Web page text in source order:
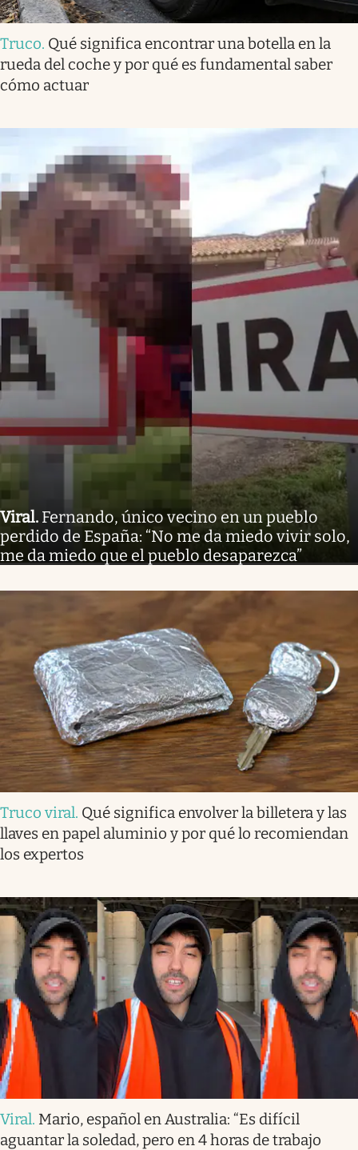
Truco. Qué significa encontrar una botella en la
rueda del coche y por qué es fundamental saber
cómo actuar
Viral. Fernando, único vecino en un pueblo
perdido de España: “No me da miedo vivir solo,
me da miedo que el pueblo desaparezca”
Truco viral. Qué significa envolver la billetera y las
llaves en papel aluminio y por qué lo recomiendan
los expertos
Viral. Mario, español en Australia: “Es difícil
aguantar la soledad, pero en 4 horas de trabajo